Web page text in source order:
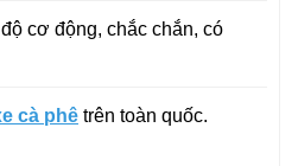
cơ động, chắc chắn, có
cà phê trên toàn quốc.